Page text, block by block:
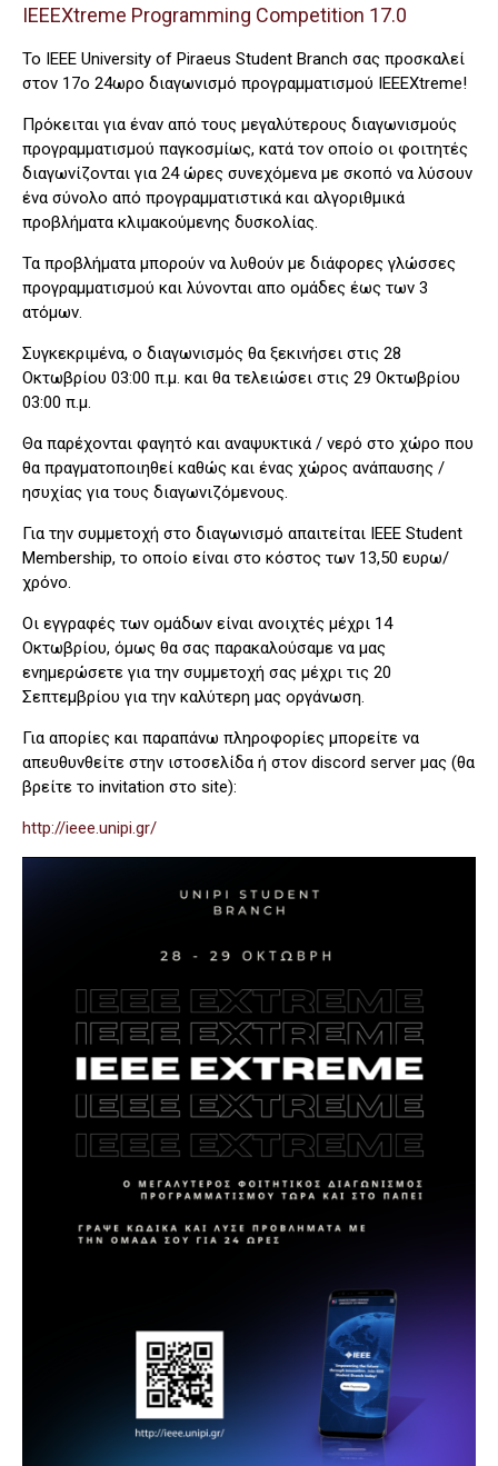
IEEEXtreme Programming Competition 17.0
Το IEEE University of Piraeus Student Branch σας προσκαλεί
στον 17ο 24ωρο διαγωνισμό προγραμματισμού IEEEXtreme!
Πρόκειται για έναν από τους μεγαλύτερους διαγωνισμούς
προγραμματισμού παγκοσμίως, κατά τον οποίο οι φοιτητές
διαγωνίζονται για 24 ώρες συνεχόμενα με σκοπό να λύσουν
ένα σύνολο από προγραμματιστικά και αλγοριθμικά
προβλήματα κλιμακούμενης δυσκολίας.
Τα προβλήματα μπορούν να λυθούν με διάφορες γλώσσες
προγραμματισμού και λύνονται απο ομάδες έως των 3
ατόμων.
Συγκεκριμένα, ο διαγωνισμός θα ξεκινήσει στις 28
Οκτωβρίου 03:00 π.μ. και θα τελειώσει στις 29 Οκτωβρίου
03:00 π.μ.
Θα παρέχονται φαγητό και αναψυκτικά / νερό στο χώρο που
θα πραγματοποιηθεί καθώς και ένας χώρος ανάπαυσης /
ησυχίας για τους διαγωνιζόμενους.
Για την συμμετοχή στο διαγωνισμό απαιτείται IEEE Student
Membership, το οποίο είναι στο κόστος των 13,50 ευρω/
χρόνο.
Οι εγγραφές των ομάδων είναι ανοιχτές μέχρι 14
Οκτωβρίου, όμως θα σας παρακαλούσαμε να μας
ενημερώσετε για την συμμετοχή σας μέχρι τις 20
Σεπτεμβρίου για την καλύτερη μας οργάνωση.
Για απορίες και παραπάνω πληροφορίες μπορείτε να
απευθυνθείτε στην ιστοσελίδα ή στον discord server μας (θα
βρείτε το invitation στο site):
http://ieee.unipi.gr/